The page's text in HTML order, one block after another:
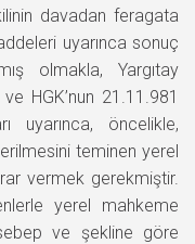
davadan feragata
uyarınca sonuç
olmakla, Yargıtay
HGK’nun 21.11.981
uyarınca, öncelikle,
teminen yerel
vermek gerekmiştir.
yerel mahkeme
ve şekline göre